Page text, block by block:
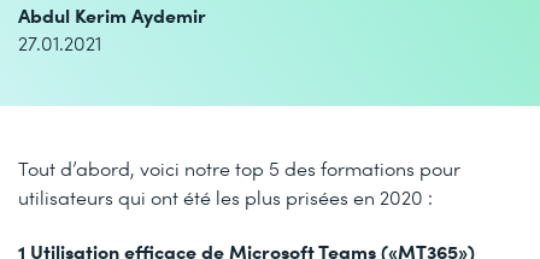
Abdul Kerim Aydemir
27.01.2021
Tout d’abord, voici notre top 5 des formations pour
utilisateurs qui ont été les plus prisées en 2020 :
1 Utilisation efficace de Microsoft Teams («MT365»)